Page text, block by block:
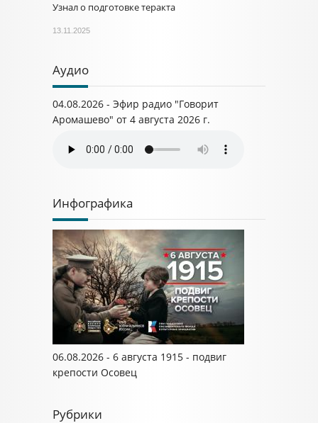
Узнал о подготовке теракта
13.11.2025
Аудио
04.08.2026 - Эфир радио "Говорит
Аромашево" от 4 августа 2026 г.
Инфографика
06.08.2026 - 6 августа 1915 - подвиг
крепости Осовец
Рубрики